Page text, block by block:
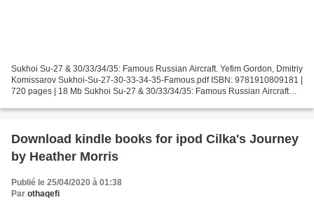
Sukhoi Su-27 & 30/33/34/35: Famous Russian Aircraft. Yefim Gordon, Dmitriy
Komissarov Sukhoi-Su-27-30-33-34-35-Famous.pdf ISBN: 9781910809181 |
720 pages | 18 Mb Sukhoi Su-27 & 30/33/34/35: Famous Russian Aircraft
Download kindle books for ipod Cilka's Journey
by Heather Morris
Publié le 25/04/2020 à 01:38
Par othaqefi